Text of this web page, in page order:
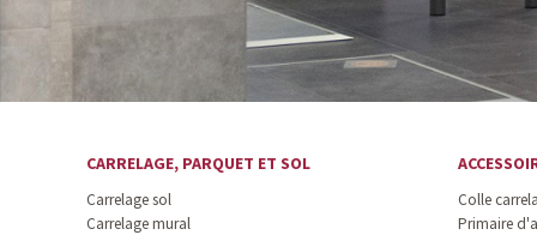
CARRELAGE, PARQUET ET SOL
Carrelage sol
Carrelage mural
Colle
Primaire